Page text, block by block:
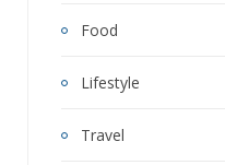
Food
Lifestyle
Travel